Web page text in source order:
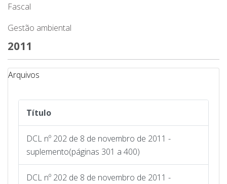
Fascal
Gestão ambiental
2011
Arquivos
Título
DCL nº 202 de 8 de novembro de 2011 -
suplemento(páginas 301 a 400)
DCL nº 202 de 8 de novembro de 2011 -